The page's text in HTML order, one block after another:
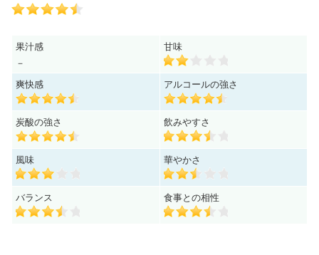
果汁感
－
甘味
爽快感 アルコールの強さ
炭酸の強さ 飲みやすさ
風味 華やかさ
バランス 食事との相性